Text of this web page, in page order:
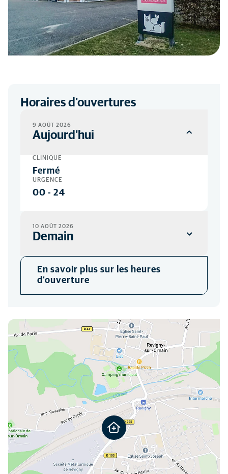
Horaires d'ouvertures
9 AOÛT 2026
Aujourd'hui
CLINIQUE
Fermé
URGENCE
00 - 24
10 AOÛT 2026
Demain
08:30-12:00
13:30-19:00
En savoir plus sur les heures
d'ouverture
Vous pouvez nous trouver ici